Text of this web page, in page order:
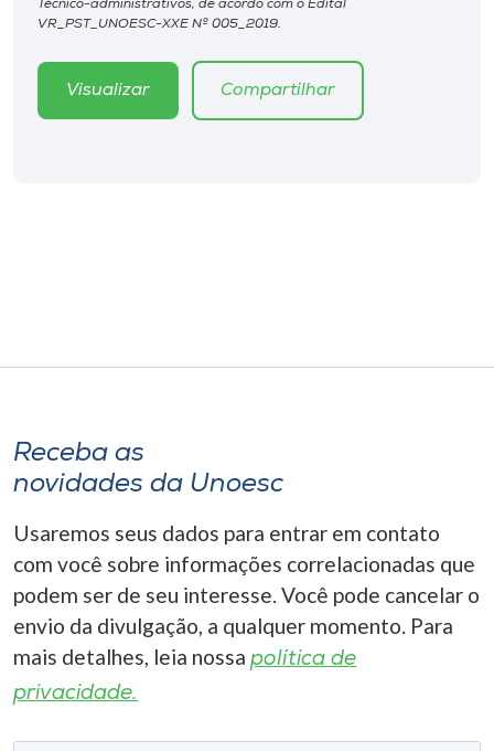
Técnico-administrativos, de acordo com o Edital
VR_PST_UNOESC-XXE Nº 005_2019.
Visualizar Compartilhar
Receba as
novidades da Unoesc
Usaremos seus dados para entrar em contato
com você sobre informações correlacionadas que
podem ser de seu interesse. Você pode cancelar o
envio da divulgação, a qualquer momento. Para
mais detalhes, leia nossa política de
privacidade.